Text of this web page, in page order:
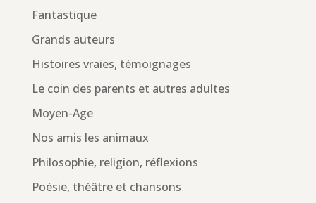
Fantastique
Grands auteurs
Histoires vraies, témoignages
Le coin des parents et autres adultes
Moyen-Age
Nos amis les animaux
Philosophie, religion, réflexions
Poésie, théâtre et chansons